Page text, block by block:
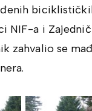
NIF-a i
zahvalio se